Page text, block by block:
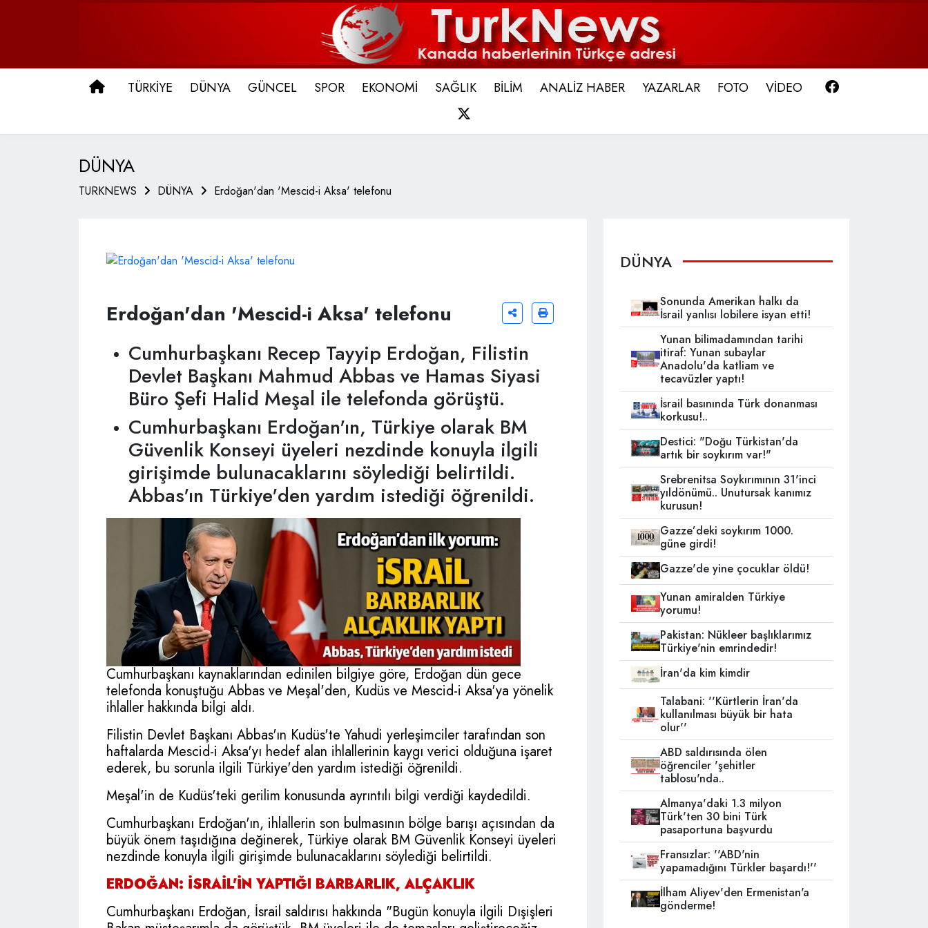
ANA SAYFA
TÜRKİYE DÜNYA GÜNCEL SPOR EKONOMİ SAĞLIK BİLİM ANALİZ HABER YAZARLAR FOTO VİDEO
DÜNYA
TURKNEWS DÜNYA Erdoğan'dan 'Mescid-i Aksa' telefonu
Erdoğan'dan 'Mescid-i Aksa' telefonu
Cumhurbaşkanı Recep Tayyip Erdoğan, Filistin
Devlet Başkanı Mahmud Abbas ve Hamas Siyasi
Büro Şefi Halid Meşal ile telefonda görüştü.
Cumhurbaşkanı Erdoğan'ın, Türkiye olarak BM
Güvenlik Konseyi üyeleri nezdinde konuyla ilgili
girişimde bulunacaklarını söylediği belirtildi.
Abbas'ın Türkiye'den yardım istediği öğrenildi.
Cumhurbaşkanı kaynaklarından edinilen bilgiye göre, Erdoğan dün gece
telefonda konuştuğu Abbas ve Meşal'den, Kudüs ve Mescid-i Aksa'ya yönelik
ihlaller hakkında bilgi aldı.
Filistin Devlet Başkanı Abbas'ın Kudüs'te Yahudi yerleşimciler tarafından son
haftalarda Mescid-i Aksa'yı hedef alan ihlallerinin kaygı verici olduğuna işaret
ederek, bu sorunla ilgili Türkiye'den yardım istediği öğrenildi.
Meşal'in de Kudüs'teki gerilim konusunda ayrıntılı bilgi verdiği kaydedildi.
Cumhurbaşkanı Erdoğan'ın, ihlallerin son bulmasının bölge barışı açısından da
büyük önem taşıdığına değinerek, Türkiye olarak BM Güvenlik Konseyi üyeleri
nezdinde konuyla ilgili girişimde bulunacaklarını söylediği belirtildi.
ERDOĞAN: İSRAİL'İN YAPTIĞI BARBARLIK, ALÇAKLIK
Cumhurbaşkanı Erdoğan, İsrail saldırısı hakkında "Bugün konuyla ilgili Dışişleri
DÜNYA
Sonunda Amerikan halkı da
İsrail yanlısı lobilere isyan etti!
Yunan bilimadamından tarihi
itiraf: Yunan subaylar
Anadolu'da katliam ve
tecavüzler yaptı!
İsrail basınında Türk donanması
korkusu!..
Destici: "Doğu Türkistan'da
artık bir soykırım var!"
Srebrenitsa Soykırımının 31'inci
yıldönümü.. Unutursak kanımız
kurusun!
Gazze’deki soykırım 1000.
güne girdi!
Gazze'de yine çocuklar öldü!
Yunan amiralden Türkiye
yorumu!
Pakistan: Nükleer başlıklarımız
Türkiye'nin emrindedir!
İran'da kim kimdir
Talabani: ''Kürtlerin İran'da
kullanılması büyük bir hata
olur''
ABD saldırısında ölen
öğrenciler 'şehitler
tablosu'nda..
Almanya'daki 1.3 milyon
Türk'ten 30 bini Türk
pasaportuna başvurdu
Fransızlar: ''ABD'nin
yapamadığını Türkler başardı!''
İlham Aliyev'den Ermenistan'a
gönderme!